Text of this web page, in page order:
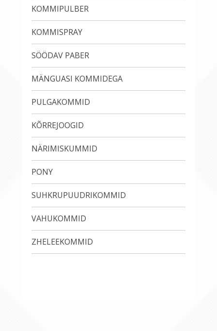
KOMMIPULBER
KOMMISPRAY
SÖÖDAV PABER
MÄNGUASI KOMMIDEGA
PULGAKOMMID
KÕRREJOOGID
NÄRIMISKUMMID
PONY
SUHKRUPUUDRIKOMMID
VAHUKOMMID
ZHELEEKOMMID